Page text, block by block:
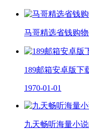
马哥精选省钱购物
189邮箱安卓版下
1970-01-01
九天畅听海量小